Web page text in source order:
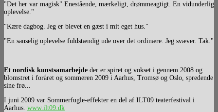
"Det her var magisk" Enestående, mærkeligt, drømmeagtigt. En vidunderlig
oplevelse."
"Kære dagbog. Jeg er blevet en gæst i mit eget hus."
"En sanselig oplevelse fuldstændig ude over det ordinære. Jeg svæver. Tak."
Et nordisk kunstsamarbejde der er spiret og vokset i gennem 2008 og
blomstret i foråret og sommeren 2009 i Aarhus, Tromsø og Oslo, spredende
sine frø...
I juni 2009 var Sommerfugle-effekter en del af ILT09 teaterfestival i
Aarhus. www.ilt09.dk